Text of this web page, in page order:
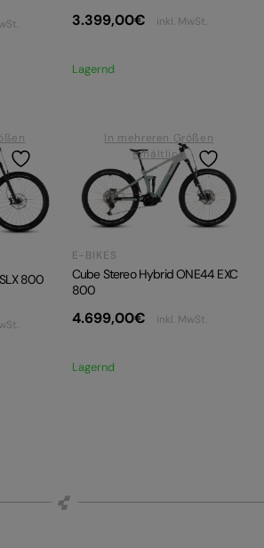
3.399,00€ inkl. MwSt.
Lagernd
800
In mehreren Größen
erhältlich
E-BIKES
Cube Stereo Hybrid ONE44 EXC
800
4.699,00€ inkl. MwSt.
Lagernd